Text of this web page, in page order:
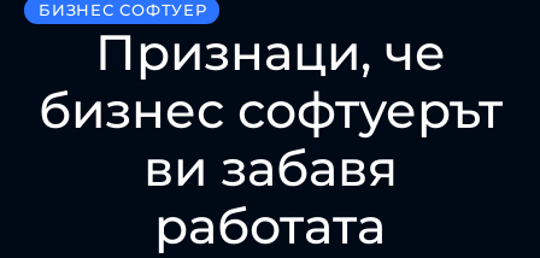
БИЗНЕС СОФТУЕР
Признаци, че
бизнес софтуерът
ви забавя
работата